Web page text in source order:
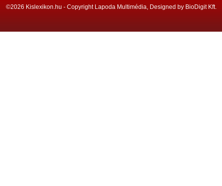
©2026 Kislexikon.hu - Copyright Lapoda Multimédia, Designed by BioDigit Kft.